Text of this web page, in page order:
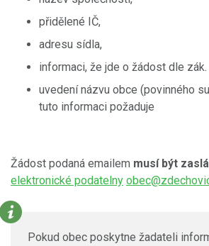
přidělené IČ,
adresu sídla,
informaci, že jde o žádost dle
uvedení názvu obce (povinného
tuto informaci požaduje
Žádost podaná emailem musí být
elektronické podatelny
Pokud obec poskytne žadateli